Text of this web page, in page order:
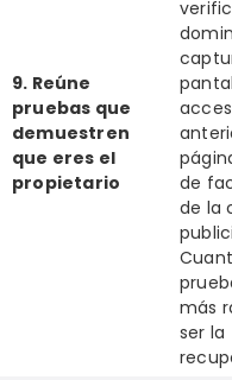
9. Reúne
pruebas que
demuestren
que eres el
propietario
de
de la
más
ser la